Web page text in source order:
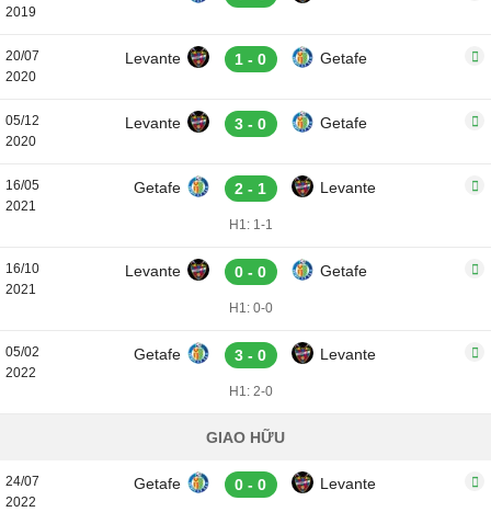
2019
20/07
2020
Levante 1 - 0 Getafe
05/12
2020
Levante 3 - 0 Getafe
16/05
2021
Getafe 2 - 1 Levante
H1: 1-1
16/10
2021
Levante 0 - 0 Getafe
H1: 0-0
05/02
2022
Getafe 3 - 0 Levante
H1: 2-0
GIAO HỮU
24/07
2022
Getafe 0 - 0 Levante